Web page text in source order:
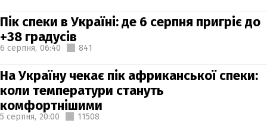
Пік спеки в Україні: де 6 серпня пригріє до
+38 градусів
6 серпня, 06:40 841
На Україну чекає пік африканської спеки:
коли температури стануть
комфортнішими
5 серпня, 20:00 11508